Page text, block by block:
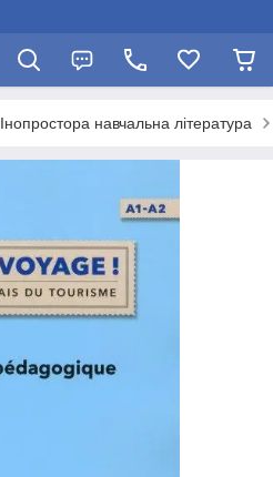
Інопростора навчальна література